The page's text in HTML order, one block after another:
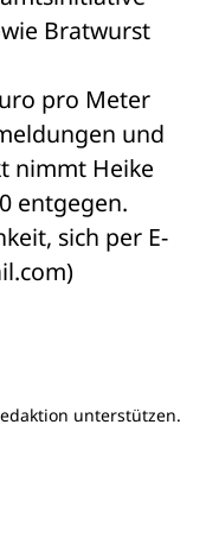
Bratwurst
pro Meter
und
nimmt Heike
entgegen.
sich per E-
unterstützen.